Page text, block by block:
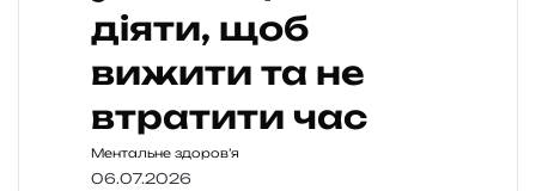
діяти, щоб
вижити та не
втратити час
Ментальне здоров’я
06.07.2026